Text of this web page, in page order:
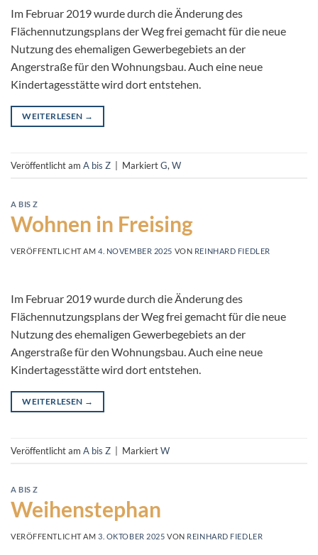
Im Februar 2019 wurde durch die Änderung des
Flächennutzungsplans der Weg frei gemacht für die neue
Nutzung des ehemaligen Gewerbegebiets an der
Angerstraße für den Wohnungsbau. Auch eine neue
Kindertagesstätte wird dort entstehen.
WEITERLESEN →
Veröffentlicht am A bis Z MarkiertG, W
A BIS Z
Wohnen in Freising
VERÖFFENTLICHT AM4. NOVEMBER 2025 VON REINHARD FIEDLER
Im Februar 2019 wurde durch die Änderung des
Flächennutzungsplans der Weg frei gemacht für die neue
Nutzung des ehemaligen Gewerbegebiets an der
Angerstraße für den Wohnungsbau. Auch eine neue
Kindertagesstätte wird dort entstehen.
WEITERLESEN →
Veröffentlicht am A bis Z | MarkiertW
A BIS Z
Weihenstephan
VERÖFFENTLICHT AM3. OKTOBER 2025 VON REINHARD FIEDLER